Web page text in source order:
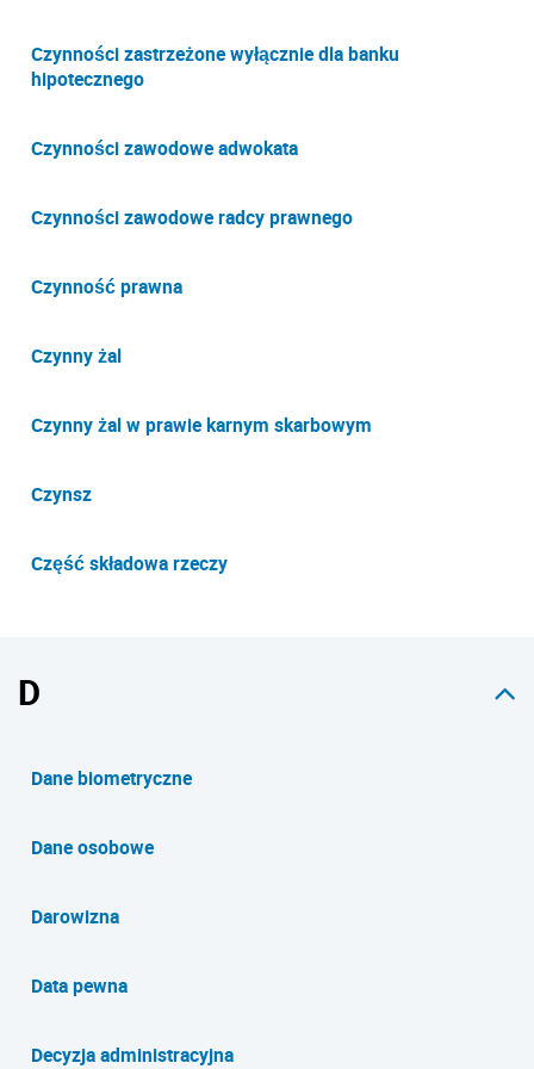
Czynności zastrzeżone wyłącznie dla banku
hipotecznego
Czynności zawodowe adwokata
Czynności zawodowe radcy prawnego
Czynność prawna
Czynny żal
Czynny żal w prawie karnym skarbowym
Czynsz
Część składowa rzeczy
D
Dane biometryczne
Dane osobowe
Darowizna
Data pewna
Decyzja administracyjna